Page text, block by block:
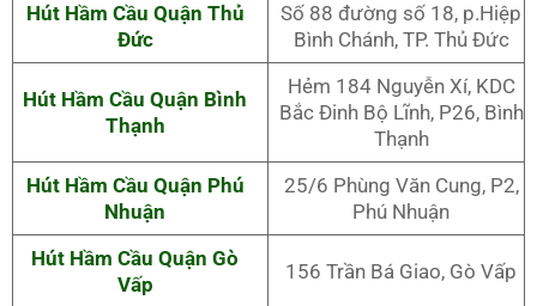
Hút Hầm Cầu Quận Thủ
Đức
Số 88 đường số 18, p.Hiệp
Bình Chánh, TP. Thủ Đức
Hút Hầm Cầu Quận Bình
Thạnh
Hẻm 184 Nguyễn Xí, KDC
Bắc Đinh Bộ Lĩnh, P26, Bình
Thạnh
Hút Hầm Cầu Quận Phú
Nhuận
25/6 Phùng Văn Cung, P2,
Phú Nhuận
Hút Hầm Cầu Quận Gò
Vấp
156 Trần Bá Giao, Gò Vấp